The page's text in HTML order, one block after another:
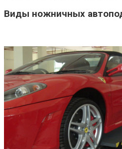
Виды ножничных